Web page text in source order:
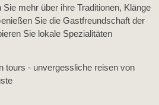
mehr über ihre Traditionen, Klänge
Sie die Gastfreundschaft der
Sie lokale Spezialitäten